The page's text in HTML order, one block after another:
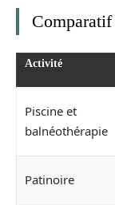
Activité
Piscine et
balnéothérapie
Patinoire